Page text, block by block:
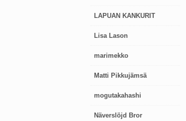
LAPUAN KANKURIT
Lisa Lason
marimekko
Matti Pikkujämsä
mogutakahashi
Näverslöjd Bror